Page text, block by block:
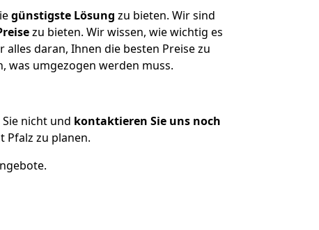
günstigste Lösung zu bieten. Wir sind
zu bieten. Wir wissen, wie wichtig es
daran, Ihnen die besten Preise zu
was umgezogen werden muss.
nicht und kontaktieren Sie uns noch
Pfalz zu planen.